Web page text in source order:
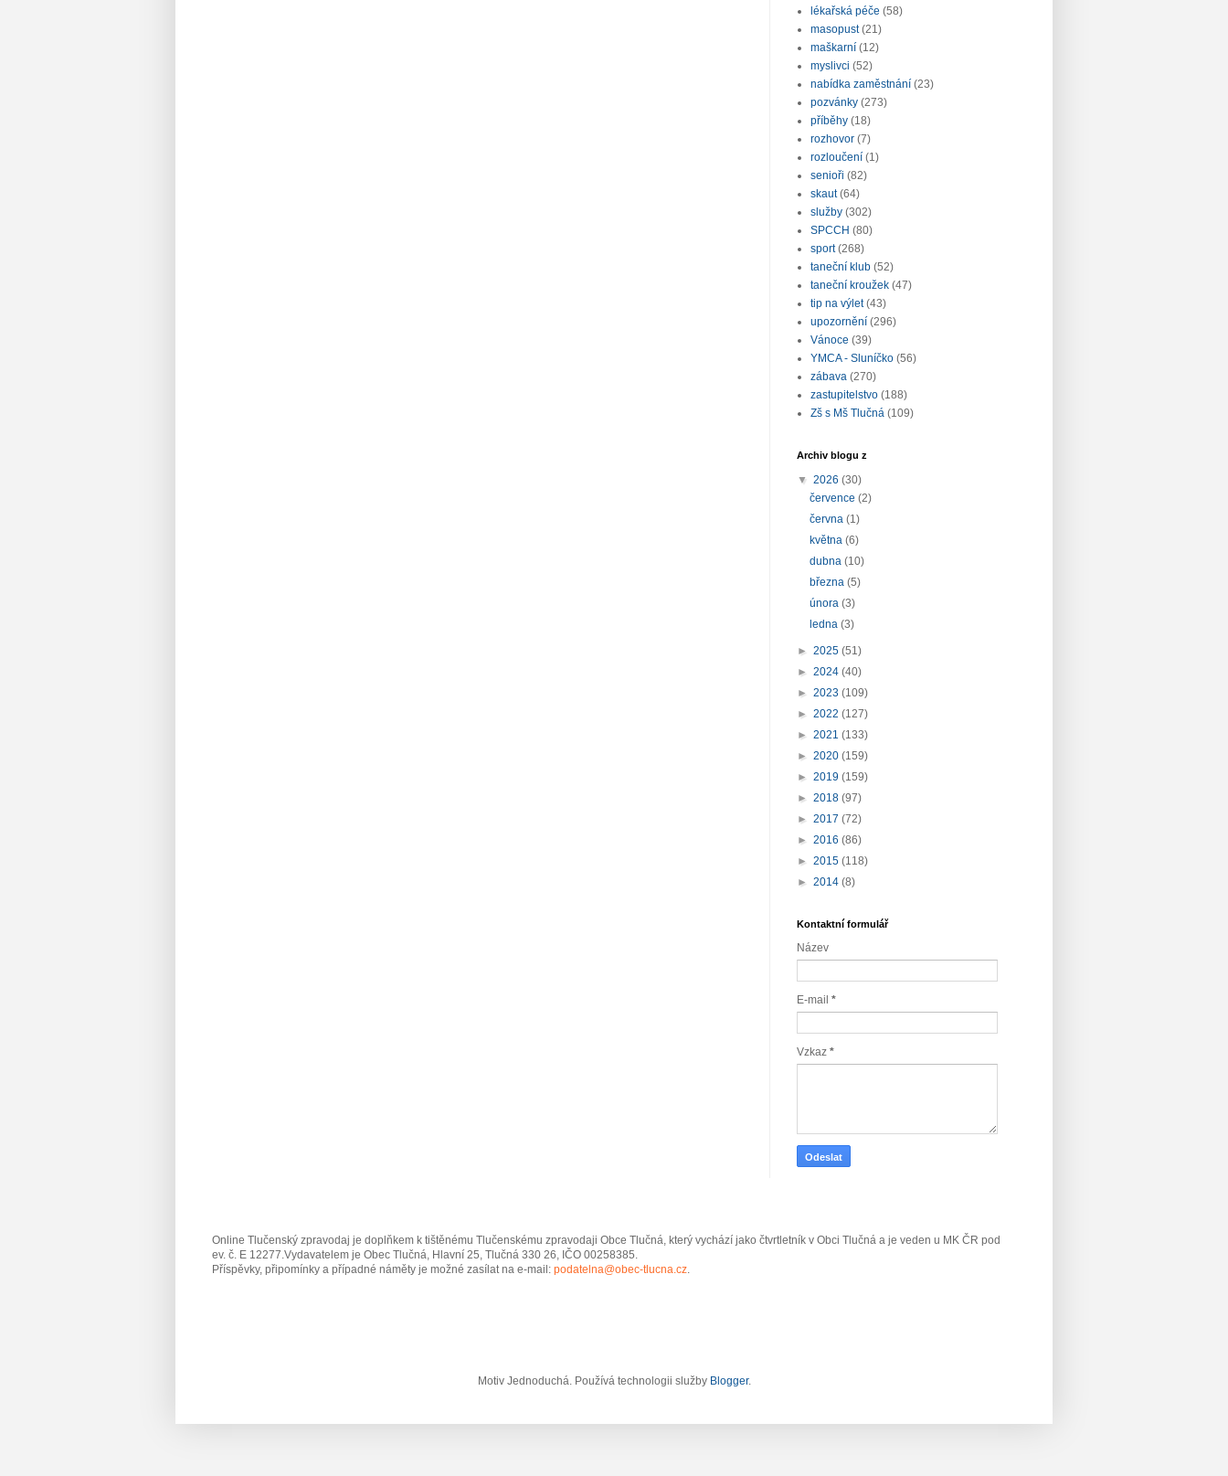
lékařská péče (58)
masopust (21)
maškarní (12)
myslivci (52)
nabídka zaměstnání (23)
pozvánky (273)
příběhy (18)
rozhovor (7)
rozloučení (1)
senioři (82)
skaut (64)
služby (302)
SPCCH (80)
sport (268)
taneční klub (52)
taneční kroužek (47)
tip na výlet (43)
upozornění (296)
Vánoce (39)
YMCA - Sluníčko (56)
zábava (270)
zastupitelstvo (188)
Zš s Mš Tlučná (109)
Archiv blogu z
▼ 2026 (30)
července(2)
června(1)
května(6)
dubna(10)
března(5)
února(3)
ledna(3)
► 2025 (51)
► 2024 (40)
► 2023 (109)
► 2022 (127)
► 2021 (133)
► 2020 (159)
► 2019 (159)
► 2018 (97)
► 2017 (72)
► 2016 (86)
► 2015 (118)
► 2014 (8)
Kontaktní formulář
Název
E-mail *
Vzkaz *
Online Tlučenský zpravodaj je doplňkem k tištěnému Tlučenskému zpravodaji Obce Tlučná, který vychází jako čtvrtletník v Obci Tlučná a je veden u MK ČR pod
ev. č. E 12277.Vydavatelem je Obec Tlučná, Hlavní 25, Tlučná 330 26, IČO 00258385.
Příspěvky, připomínky a případné náměty je možné zasílat na e-mail: podatelna@obec-tlucna.cz.
Motiv Jednoduchá. Používá technologii služby Blogger.